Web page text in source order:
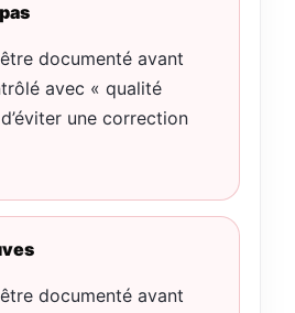
documenté avant
avec « qualité
une correction
documenté avant